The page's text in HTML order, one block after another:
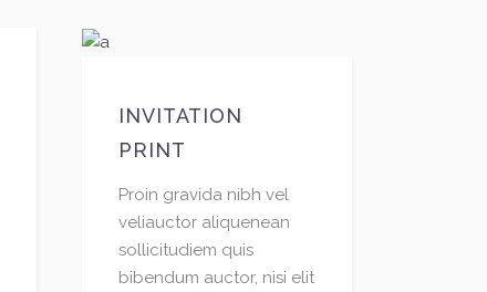
INVITATION
PRINT
Proin gravida nibh vel
veliauctor aliquenean
sollicitudiem quis
bibendum auctor, nisi elit